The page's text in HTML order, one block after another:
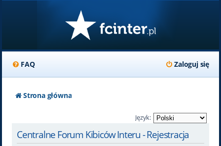
FAQ Zaloguj się
Strona główna
Język:
Centralne Forum Kibiców Interu - Rejestracja